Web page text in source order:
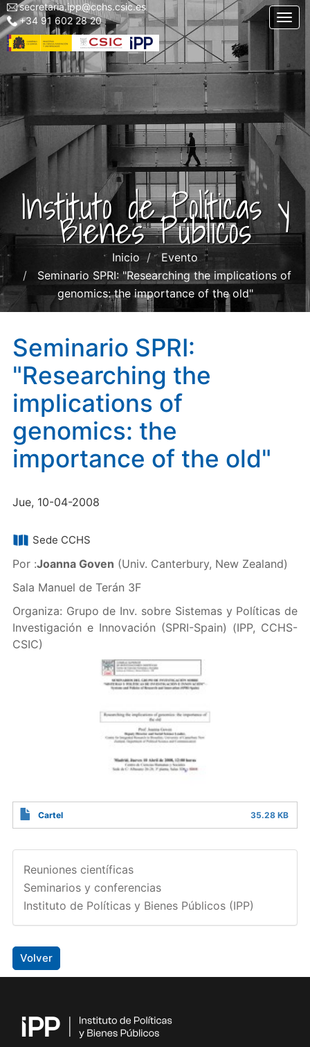
Pasar
al
contenido
Menu
top
left
secretaria.ipp@cchs.csic.es
+34 91 602 28 20
Instituto de Políticas y
Bienes Públicos
Inicio
Evento
Seminario SPRI: "Researching the implications of
genomics: the importance of the old"
Seminario SPRI:
"Researching the
implications of
genomics: the
importance of the old"
Jue, 10-04-2008
Sede CCHS
Por :Joanna Goven (Univ. Canterbury, New Zealand)
Sala Manuel de Terán 3F
Organiza: Grupo de Inv. sobre Sistemas y Políticas de
Investigación e Innovación (SPRI-Spain) (IPP, CCHS-
CSIC)
Cartel 35.28 KB
Reuniones científicas
Seminarios y conferencias
Instituto de Políticas y Bienes Públicos (IPP)
Volver